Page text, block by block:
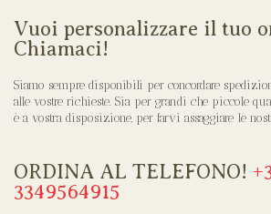
Vuoi personalizzare il tuo
Chiamaci!
Siamo sempre disponibili per concordare
alle vostre richieste. Sia per grandi che piccole
è a vostra disposizione, per farvi assaggiare le
ORDINA AL TELEFONO!
3349564915